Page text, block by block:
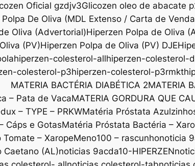
Oficial gzdjv3Glicozen oleo de abacate
De Oliva (MDL Extenso / Carta de
Oliva (Advertorial)Hiperzen Polpa de Oliva
(PV)Hiperzen Polpa de Oliva (PV) DJE
hiperzen-colesterol-allhiperzen-colesterol-
colesterol-p3hiperzen-colesterol-p3rmkt
MATERIA BACTÉRIA DIABÉTICA 2MATERIA
– Pata de VacaMATERIA GORDURA QUE
– TYPE – PRKWMatéria Próstata
Cáps e GotasMatéria Próstata Bactéria –
– XaropeMeno100 – rascunhonoticia
Caetano (AL)noticias 9acda10-HIPERZEN